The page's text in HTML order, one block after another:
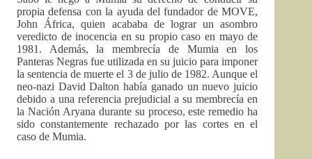
propia defensa con la ayuda del fundador de MOVE,
John África, quien acababa de lograr un asombro
veredicto de inocencia en su propio caso en mayo de
1981. Además, la membrecía de Mumia en los
Panteras Negras fue utilizada en su juicio para imponer
la sentencia de muerte el 3 de julio de 1982. Aunque el
neo-nazi David Dalton había ganado un nuevo juicio
debido a una referencia prejudicial a su membrecía en
la Nación Aryana durante su proceso, este remedio ha
sido constantemente rechazado por las cortes en el
caso de Mumia.